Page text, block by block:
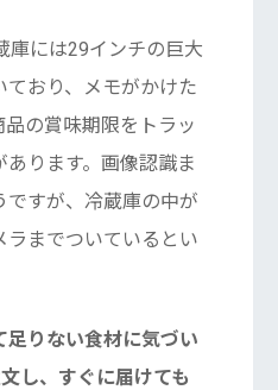
庫には29インチの巨大
おり、メモがかけた
品の賞味期限をトラッ
ります。画像認識ま
ですが、冷蔵庫の中が
ラまでついているとい
足りない食材に気づい
し、すぐに届けても